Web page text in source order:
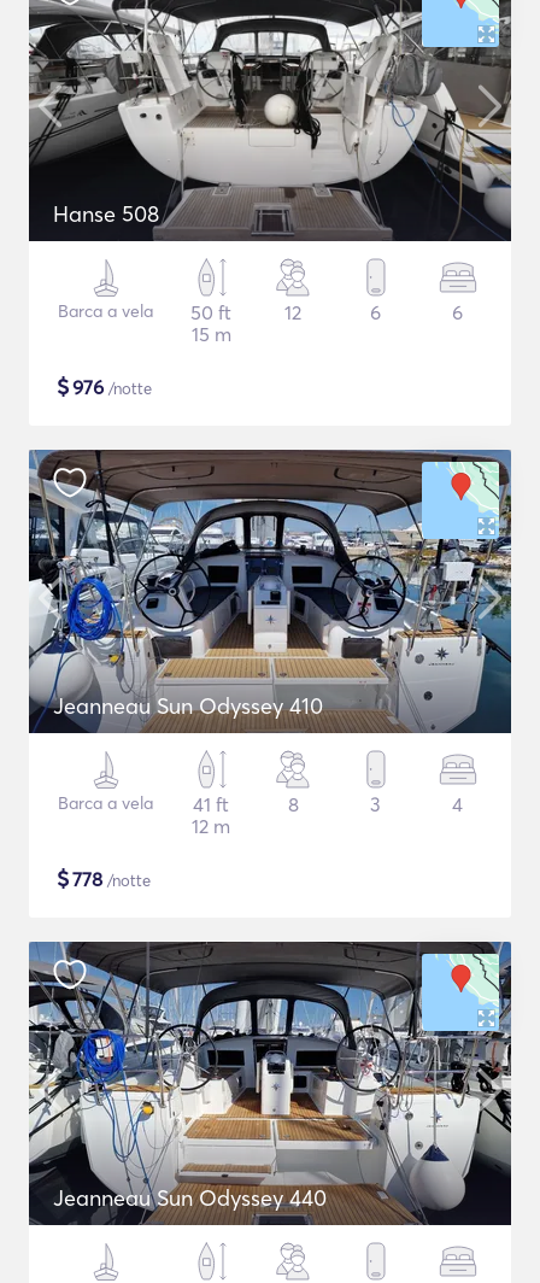
Hanse 508
Barca a vela
50 ft
15 m
12 6 6
$976 /notte
Jeanneau Sun Odyssey 410
Barca a vela
41 ft
12 m
8 3 4
$778 /notte
Jeanneau Sun Odyssey 440